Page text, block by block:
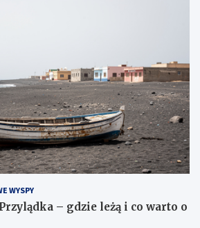
WYSPY
– gdzie leżą i co warto o